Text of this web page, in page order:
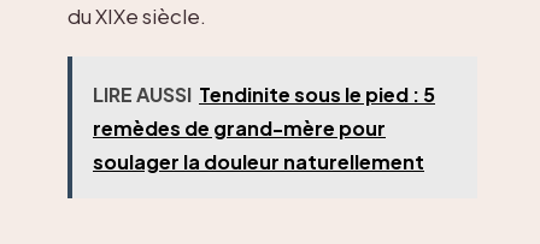
du XIXe siècle.
LIRE AUSSI Tendinite sous le pied : 5
remèdes de grand-mère pour
soulager la douleur naturellement